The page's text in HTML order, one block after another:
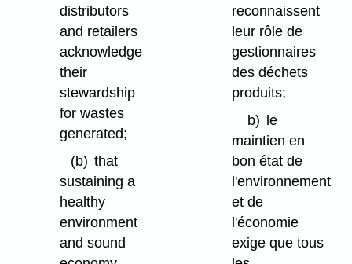
distributors
and retailers
acknowledge
their
stewardship
for wastes
generated;
(b) that
sustaining a
healthy
environment
and sound
reconnaissent
leur rôle de
gestionnaires
des déchets
produits;
b)
le
maintien en
bon état de
l'environnement
et de
l'économie
exige que tous